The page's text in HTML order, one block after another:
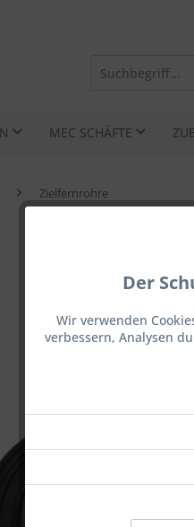
MEC SCHÄFTE
Der
Wir verwenden
verbessern, Analysen
Zielfernrohre